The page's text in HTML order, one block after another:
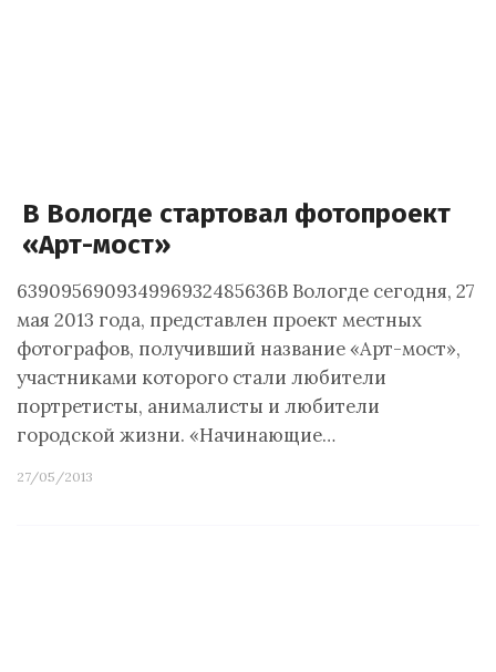
В Вологде стартовал фотопроект
«Арт-мост»
639095690934996932485636В Вологде сегодня, 27
мая 2013 года, представлен проект местных
фотографов, получивший название «Арт-мост»,
участниками которого стали любители
портретисты, анималисты и любители
городской жизни. «Начинающие…
27/05/2013